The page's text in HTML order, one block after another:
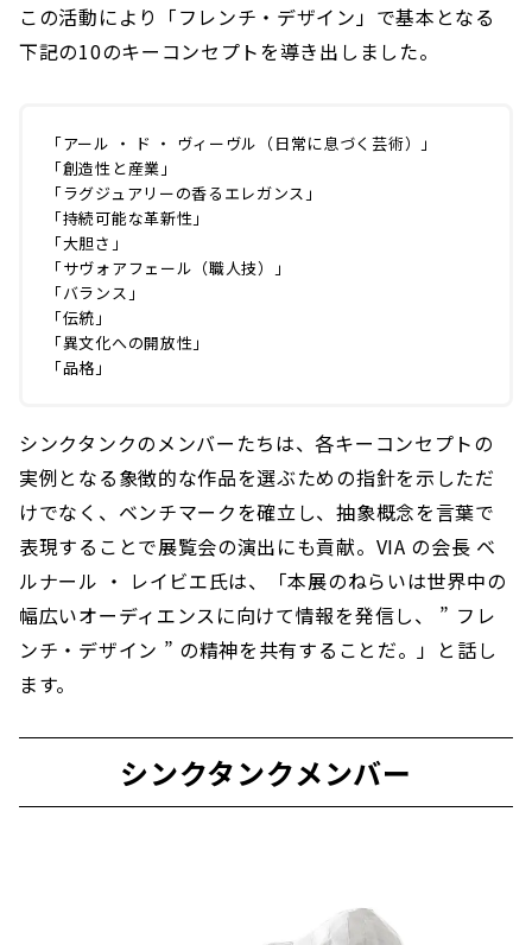
この活動により「フレンチ・デザイン」で基本となる
下記の10のキーコンセプトを導き出しました。
「アール ・ ド ・ ヴィーヴル（日常に息づく芸術）」
「創造性と産業」
「ラグジュアリーの香るエレガンス」
「持続可能な革新性」
「大胆さ」
「サヴォアフェール（職人技）」
「バランス」
「伝統」
「異文化への開放性」
「品格」
シンクタンクのメンバーたちは、各キーコンセプトの
実例となる象徴的な作品を選ぶための指針を示しただ
けでなく、ベンチマークを確立し、抽象概念を言葉で
表現することで展覧会の演出にも貢献。VIA の会長 ベ
ルナール ・ レイビエ氏は、「本展のねらいは世界中の
幅広いオーディエンスに向けて情報を発信し、 ” フレ
ンチ・デザイン ” の精神を共有することだ。」と話し
ます。
シンクタンクメンバー